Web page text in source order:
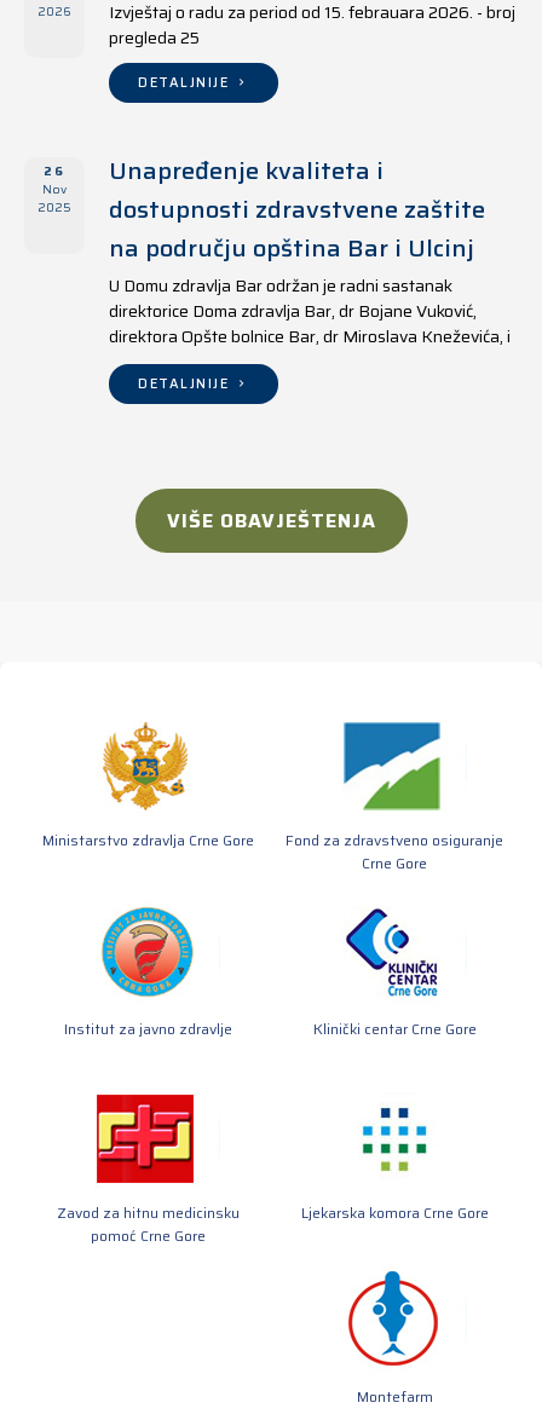
2026
Izvještaj o radu za period od 15. febrauara 2026. - broj
pregleda 25
DETALJNIJE
26
Nov
2025
Unapređenje kvaliteta i
dostupnosti zdravstvene zaštite
na području opština Bar i Ulcinj
U Domu zdravlja Bar održan je radni sastanak
direktorice Doma zdravlja Bar, dr Bojane Vuković,
direktora Opšte bolnice Bar, dr Miroslava Kneževića, i
direktora Doma zdravlja Ulcinj, Kreshnika Mustafe.
DETALJNIJE
VIŠE OBAVJEŠTENJA
Ministarstvo zdravlja Crne Gore
Fond za zdravstveno osiguranje
Crne Gore
Institut za javno zdravlje Klinički centar Crne Gore
Zavod za hitnu medicinsku
pomoć Crne Gore
Ljekarska komora Crne Gore
Montefarm